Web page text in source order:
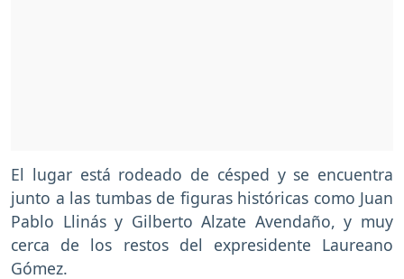
El lugar está rodeado de césped y se encuentra
junto a las tumbas de figuras históricas como Juan
Pablo Llinás y Gilberto Alzate Avendaño, y muy
cerca de los restos del expresidente Laureano
Gómez.